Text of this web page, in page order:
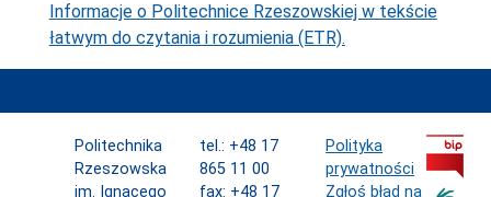
Informacje o Politechnice Rzeszowskiej w tekście
łatwym do czytania i rozumienia (ETR).
Politechnika
Rzeszowska
im. Ignacego
tel.: +48 17
865 11 00
fax: +48 17
Polityka
prywatności
Zgłoś błąd na